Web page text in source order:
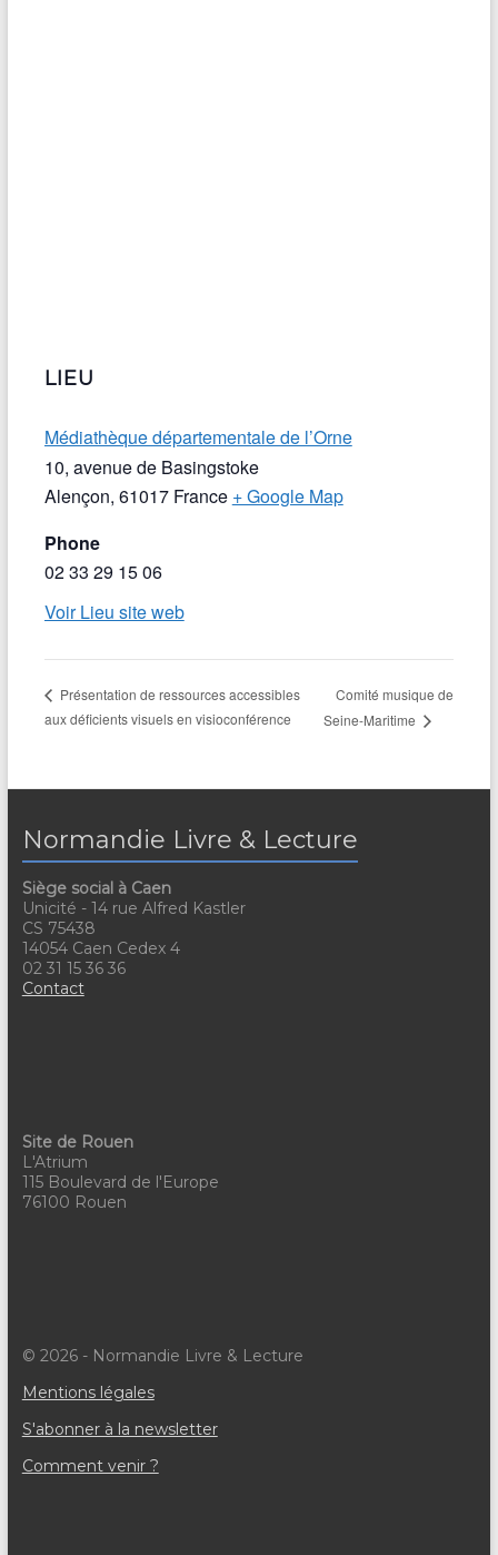
LIEU
Médiathèque départementale de l’Orne
10, avenue de Basingstoke
Alençon, 61017 France + Google Map
Phone
02 33 29 15 06
Voir Lieu site web
Présentation de ressources accessibles
aux déficients visuels en visioconférence
Comité musique de
Seine-Maritime
Normandie Livre & Lecture
Siège social à Caen
Unicité - 14 rue Alfred Kastler
CS 75438
14054 Caen Cedex 4
02 31 15 36 36
Contact
Site de Rouen
L'Atrium
115 Boulevard de l'Europe
76100 Rouen
© 2026 - Normandie Livre & Lecture
Mentions légales
S'abonner à la newsletter
Comment venir ?